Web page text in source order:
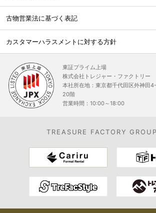
古物営業法に基づく表記
カスタマーハラスメントに対する方針
東証プライム上場
株式会社トレジャー・ファクトリー
本社所在地：東京都千代田区外神田
20階
営業時間：10:00～18:00
TREASURE FACTORY